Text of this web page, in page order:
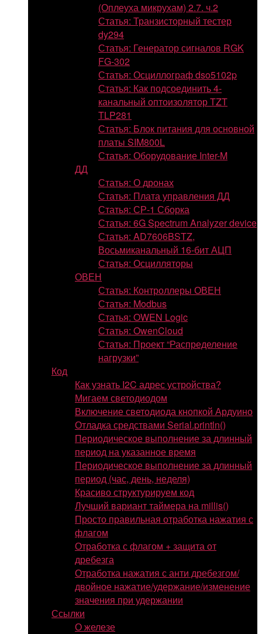
(Оплеуха микрухам) 2.7. ч.2
Статья: Транзисторный тестер
dy294
Статья: Генератор сигналов RGK
FG-302
Статья: Осциллограф dso5102p
Статья: Как подсоединить 4-
канальный оптоизолятор TZT
TLP281
Статья: Блок питания для основной
платы SIM800L
Статья: Оборудование Inter-M
ДД
Статья: О дронах
Статья: Плата управления ДД
Статья: СР-1 Сборка
Статья: 6G Spectrum Analyzer device
Статья: AD7606BSTZ,
Восьмиканальный 16-бит АЦП
Статья: Осцилляторы
ОВЕН
Статья: Контроллеры ОВЕН
Статья: Modbus
Статья: OWEN Logic
Статья: OwenCloud
Статья: Проект “Распределение
нагрузки”
Код
Как узнать I2C адрес устройства?
Мигаем светодиодом
Включение светодиода кнопкой Ардуино
Отладка средствами Serial.println()
Периодическое выполнение за длинный
период на указанное время
Периодическое выполнение за длинный
период (час, день, неделя)
Красиво структурируем код
Лучший вариант таймера на millis()
Просто правильная отработка нажатия с
флагом
Отработка с флагом + защита от
дребезга
Отработка нажатия с анти дребезгом/
двойное нажатие/удержание/изменение
значения при удержании
Ссылки
О железе